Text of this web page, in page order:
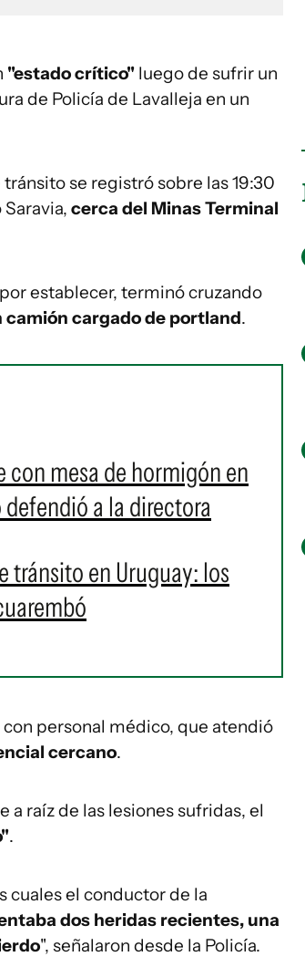
"estado crítico" luego de sufrir un
de Policía de Lavalleja en un
se registró sobre las 19:30
cerca del Minas Terminal
establecer, terminó cruzando
camión cargado de portland.
con mesa de hormigón en
a la directora
tránsito en Uruguay: los
personal médico, que atendió
cercano.
raíz de las lesiones sufridas, el
.
cuales el conductor de la
dos heridas recientes, una
", señalaron desde la Policía.